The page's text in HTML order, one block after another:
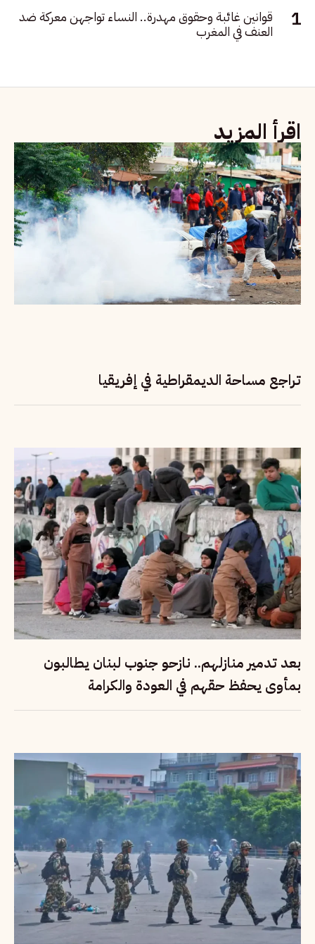
قوانين غائبة وحقوق مهدرة.. النساء تواجهن معركة ضد
العنف في المغرب
اقرأ المزيد
تراجع مساحة الديمقراطية في إفريقيا
بعد تدمير منازلهم.. نازحو جنوب لبنان يطالبون
بمأوى يحفظ حقهم في العودة والكرامة